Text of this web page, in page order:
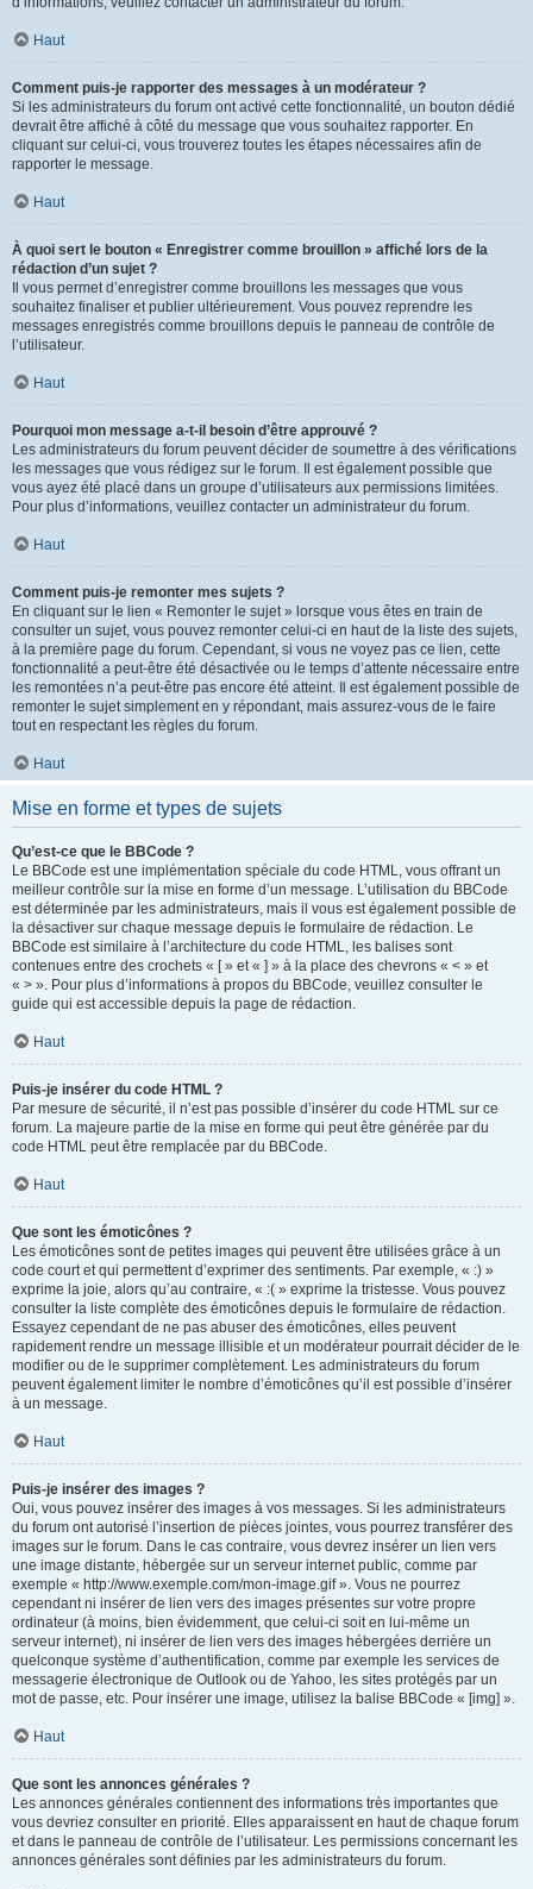
Haut
Comment puis-je rapporter des messages à un modérateur ?
Si les administrateurs du forum ont activé cette fonctionnalité, un bouton dédié
devrait être affiché à côté du message que vous souhaitez rapporter. En
cliquant sur celui-ci, vous trouverez toutes les étapes nécessaires afin de
rapporter le message.
Haut
À quoi sert le bouton « Enregistrer comme brouillon » affiché lors de la
rédaction d’un sujet ?
Il vous permet d’enregistrer comme brouillons les messages que vous
souhaitez finaliser et publier ultérieurement. Vous pouvez reprendre les
messages enregistrés comme brouillons depuis le panneau de contrôle de
l’utilisateur.
Haut
Pourquoi mon message a-t-il besoin d’être approuvé ?
Les administrateurs du forum peuvent décider de soumettre à des vérifications
les messages que vous rédigez sur le forum. Il est également possible que
vous ayez été placé dans un groupe d’utilisateurs aux permissions limitées.
Pour plus d’informations, veuillez contacter un administrateur du forum.
Haut
Comment puis-je remonter mes sujets ?
En cliquant sur le lien « Remonter le sujet » lorsque vous êtes en train de
consulter un sujet, vous pouvez remonter celui-ci en haut de la liste des sujets,
à la première page du forum. Cependant, si vous ne voyez pas ce lien, cette
fonctionnalité a peut-être été désactivée ou le temps d’attente nécessaire entre
les remontées n’a peut-être pas encore été atteint. Il est également possible de
remonter le sujet simplement en y répondant, mais assurez-vous de le faire
tout en respectant les règles du forum.
Haut
Mise en forme et types de sujets
Qu’est-ce que le BBCode ?
Le BBCode est une implémentation spéciale du code HTML, vous offrant un
meilleur contrôle sur la mise en forme d’un message. L’utilisation du BBCode
est déterminée par les administrateurs, mais il vous est également possible de
la désactiver sur chaque message depuis le formulaire de rédaction. Le
BBCode est similaire à l’architecture du code HTML, les balises sont
contenues entre des crochets « [ » et « ] » à la place des chevrons « < » et
« > ». Pour plus d’informations à propos du BBCode, veuillez consulter le
guide qui est accessible depuis la page de rédaction.
Haut
Puis-je insérer du code HTML ?
Par mesure de sécurité, il n’est pas possible d’insérer du code HTML sur ce
forum. La majeure partie de la mise en forme qui peut être générée par du
code HTML peut être remplacée par du BBCode.
Haut
Que sont les émoticônes ?
Les émoticônes sont de petites images qui peuvent être utilisées grâce à un
code court et qui permettent d’exprimer des sentiments. Par exemple, « :) »
exprime la joie, alors qu’au contraire, « :( » exprime la tristesse. Vous pouvez
consulter la liste complète des émoticônes depuis le formulaire de rédaction.
Essayez cependant de ne pas abuser des émoticônes, elles peuvent
rapidement rendre un message illisible et un modérateur pourrait décider de le
modifier ou de le supprimer complètement. Les administrateurs du forum
peuvent également limiter le nombre d’émoticônes qu’il est possible d’insérer
à un message.
Haut
Puis-je insérer des images ?
Oui, vous pouvez insérer des images à vos messages. Si les administrateurs
du forum ont autorisé l’insertion de pièces jointes, vous pourrez transférer des
images sur le forum. Dans le cas contraire, vous devrez insérer un lien vers
une image distante, hébergée sur un serveur internet public, comme par
exemple « http://www.exemple.com/mon-image.gif ». Vous ne pourrez
cependant ni insérer de lien vers des images présentes sur votre propre
ordinateur (à moins, bien évidemment, que celui-ci soit en lui-même un
serveur internet), ni insérer de lien vers des images hébergées derrière un
quelconque système d’authentification, comme par exemple les services de
messagerie électronique de Outlook ou de Yahoo, les sites protégés par un
mot de passe, etc. Pour insérer une image, utilisez la balise BBCode « [img] ».
Haut
Que sont les annonces générales ?
Les annonces générales contiennent des informations très importantes que
vous devriez consulter en priorité. Elles apparaissent en haut de chaque forum
et dans le panneau de contrôle de l’utilisateur. Les permissions concernant les
annonces générales sont définies par les administrateurs du forum.